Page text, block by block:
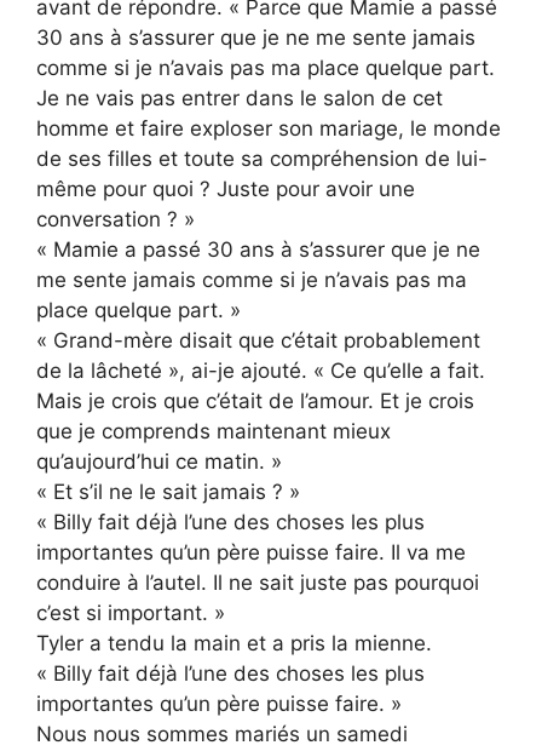
avant de répondre. « Parce que Mamie a passé
30 ans à s’assurer que je ne me sente jamais
comme si je n’avais pas ma place quelque part.
Je ne vais pas entrer dans le salon de cet
homme et faire exploser son mariage, le monde
de ses filles et toute sa compréhension de lui-
même pour quoi ? Juste pour avoir une
conversation ? »
« Mamie a passé 30 ans à s’assurer que je ne
me sente jamais comme si je n’avais pas ma
place quelque part. »
« Grand-mère disait que c’était probablement
de la lâcheté », ai-je ajouté. « Ce qu’elle a fait.
Mais je crois que c’était de l’amour. Et je crois
que je comprends maintenant mieux
qu’aujourd’hui ce matin. »
« Et s’il ne le sait jamais ? »
« Billy fait déjà l’une des choses les plus
importantes qu’un père puisse faire. Il va me
conduire à l’autel. Il ne sait juste pas pourquoi
c’est si important. »
Tyler a tendu la main et a pris la mienne.
« Billy fait déjà l’une des choses les plus
importantes qu’un père puisse faire. »
Nous nous sommes mariés un samedi